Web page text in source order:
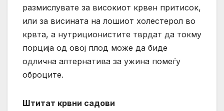
размислувате за високиот крвен притисок,
или за висината на лошиот холестерол во
крвта, а нутриционистите тврдат да токму
порција од овој плод може да биде
одлична алтернатива за ужина помеѓу
оброците.
Штитат крвни садови